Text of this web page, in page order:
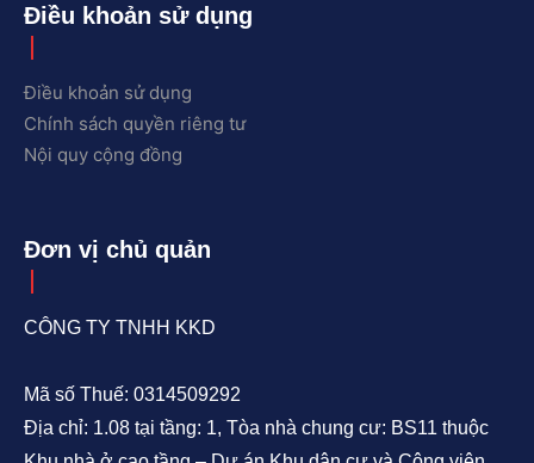
Điều khoản sử dụng
Điều khoản sử dụng
Chính sách quyền riêng tư
Nội quy cộng đồng
Đơn vị chủ quản
CÔNG TY TNHH KKD
Mã số Thuế: 0314509292
Địa chỉ: 1.08 tại tầng: 1, Tòa nhà chung cư: BS11 thuộc